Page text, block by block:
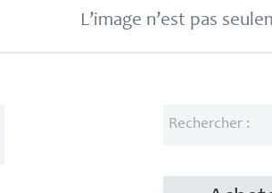
L’image n’est pas